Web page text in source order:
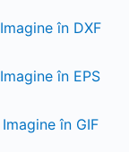
Imagine în DXF
Imagine în EPS
Imagine în GIF